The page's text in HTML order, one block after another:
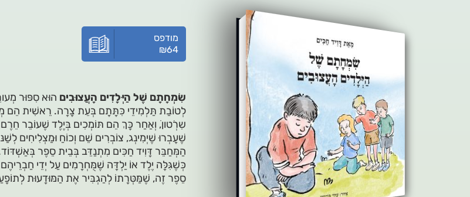
מודפס
₪64
שִׂמְחָתָם שֶׁל הַיְּלָדִים הָעֲצוּבִים הוּא סִפּוּר
לְטוֹבַת תַּלְמִידֵי כִּתָּתָם בְּעֵת צָרָה. רֵאשִׁית הֵם
שִרְׂטוןֹ, וְאַחַר כָּךְ הֵם תּוֹמְכִים בְּיֶלֶד שֶׁעוֹבֵר
שֶׁעָבְרוּ שֶׁיְמִינְג, צוֹבְרִים שֵׁם וְכוֹחַ וּמַצְלִיחִים
הַמְּחַבֵּר דָּוִיד חַכִּים מִתְנַדֵּב בְּבֵית סֵפֶר
כְּשֶׁגִּלָּה יֶלֶד אוֹ יַלְדָּה שֶׁמֻּחְרָמִים עַל יְדֵי
סֵפֶר זֶה, שֶׁמַּטְּרָתוֹ לְהַגְבִּיר אֶת הַמּוּדָעוּת